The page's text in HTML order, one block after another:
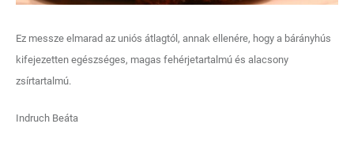
Ez messze elmarad az uniós átlagtól, annak ellenére, hogy a bárányhús
kifejezetten egészséges, magas fehérjetartalmú és alacsony
zsírtartalmú.
Indruch Beáta